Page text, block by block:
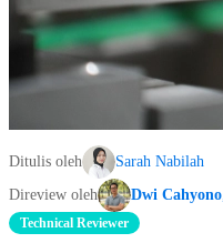
Ditulis oleh
Sarah Nabilah
Direview oleh
Dwi Cahyono
Technical Reviewer